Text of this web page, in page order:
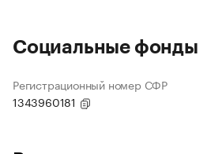
Социальные фонды
Регистрационный номер СФР
1343960181